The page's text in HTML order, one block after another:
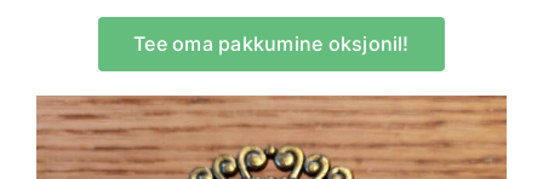
Tee oma pakkumine oksjonil!